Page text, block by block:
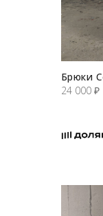
Брюки
24 000 ₽